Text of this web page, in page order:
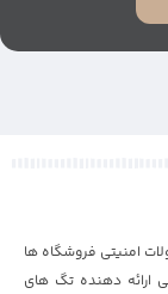
امنیتی فروشگاه ها
ارائه دهنده تگ های